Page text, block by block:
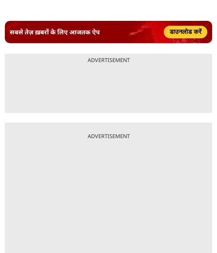
सबसे तेज़ ख़बरों के लिए आजतक ऐप डाउनलोड करें
ADVERTISEMENT
ADVERTISEMENT